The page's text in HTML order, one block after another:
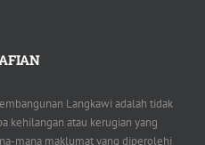
Langkawi adalah tidak
kehilangan atau kerugian yang
mana maklumat yang diperolehi